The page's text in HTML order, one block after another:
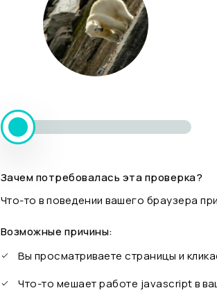
Зачем потребовалась эта проверка?
Что-то в поведении вашего браузера
Возможные причины:
Вы просматриваете страницы и
Что-то мешает работе javascript в